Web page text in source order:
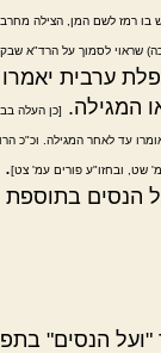
בו רמז לשם המן, הצילה מחרב
שראוי לסמוך על הרד"א
ערבית
המגילה.
[כן העלה
עד לאחר המגילה. וכ"כ
שט, ובחזו"ע פורים עמ' צט].
הנסים בתוספת
הנסים"